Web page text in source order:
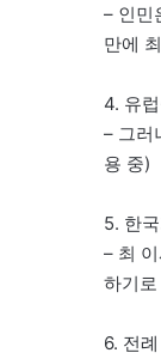
– 인민
만에
4. 유
– 그러
용 중)
5. 한
– 최
하기
6. 전